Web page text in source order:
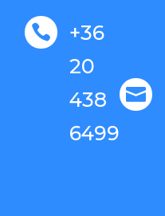

+36
20
438
6499
